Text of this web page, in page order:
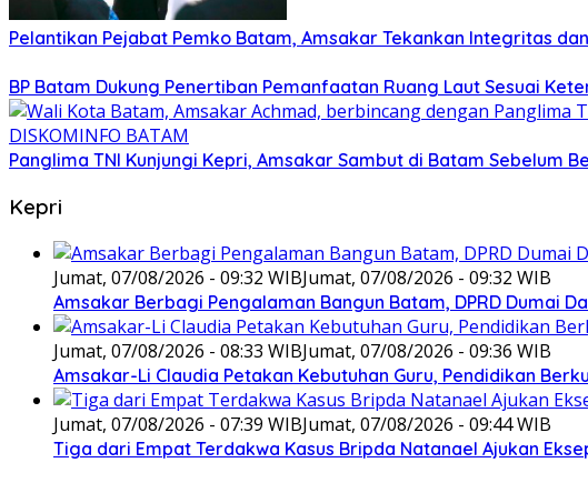
Pelantikan Pejabat Pemko Batam, Amsakar Tekankan Integritas
BP Batam Dukung Penertiban Pemanfaatan Ruang Laut Sesuai
Panglima TNI Kunjungi Kepri, Amsakar Sambut di Batam Sebelum
Kepri
Jumat, 07/08/2026 - 09:32 WIBJumat, 07/08/2026 - 09:32 WIB
Amsakar Berbagi Pengalaman Bangun Batam, DPRD Dumai
Jumat, 07/08/2026 - 08:33 WIBJumat, 07/08/2026 - 09:36 WIB
Amsakar-Li Claudia Petakan Kebutuhan Guru, Pendidikan
Jumat, 07/08/2026 - 07:39 WIBJumat, 07/08/2026 - 09:44 WIB
Tiga dari Empat Terdakwa Kasus Bripda Natanael Ajukan